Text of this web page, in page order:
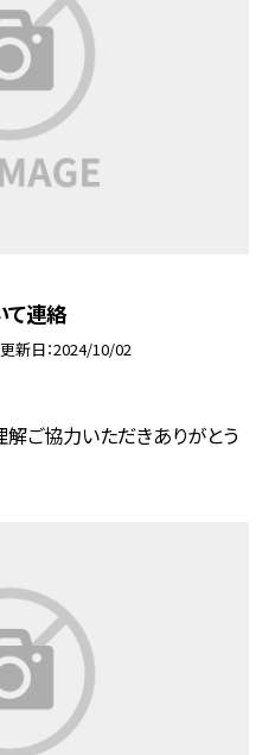
て連絡
更新日 2024/10/02
ご協力いただきありがとう